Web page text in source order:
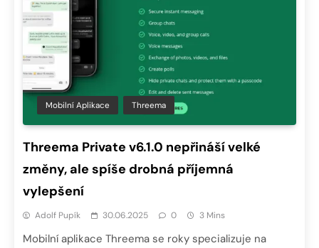
Mobilní Aplikace Threema
Threema Private v6.1.0 nepřináší velké
změny, ale spíše drobná příjemná
vylepšení
Adolf Pupík 30.06.2025 0 3 Mins
Mobilní aplikace Threema se roky specializuje na